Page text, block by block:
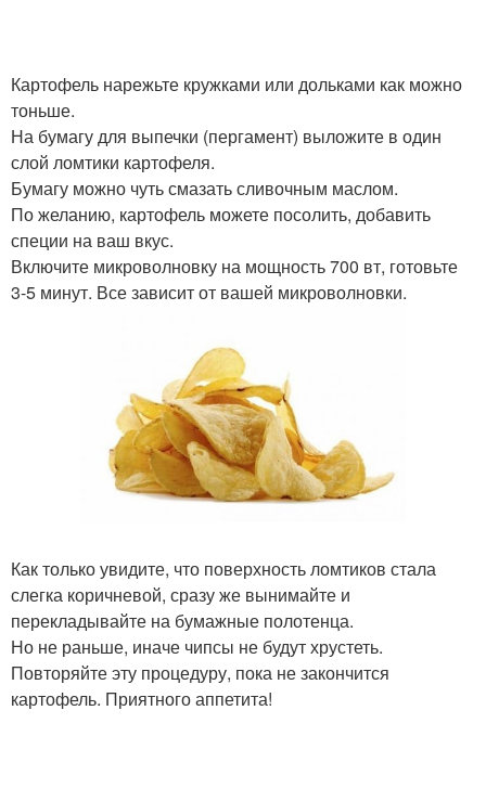
Картофель нарежьте кружками или дольками как можно
тоньше.
На бумагу для выпечки (пергамент) выложите в один
слой ломтики картофеля.
Бумагу можно чуть смазать сливочным маслом.
По желанию, картофель можете посолить, добавить
специи на ваш вкус.
Включите микроволновку на мощность 700 вт, готовьте
3-5 минут. Все зависит от вашей микроволновки.
Как только увидите, что поверхность ломтиков стала
слегка коричневой, сразу же вынимайте и
перекладывайте на бумажные полотенца.
Но не раньше, иначе чипсы не будут хрустеть.
Повторяйте эту процедуру, пока не закончится
картофель. Приятного аппетита!